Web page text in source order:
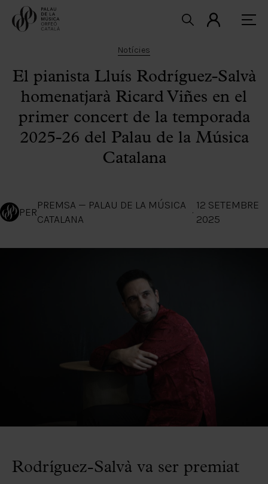
Notícies
El pianista Lluís Rodríguez-Salvà
homenatjarà Ricard Viñes en el
primer concert de la temporada
2025-26 del Palau de la Música
Catalana
PER
PREMSA — PALAU DE LA MÚSICA
CATALANA
·
12 SETEMBRE
2025
Rodríguez-Salvà va ser premiat